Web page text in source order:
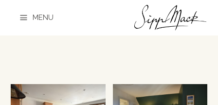
a MENU